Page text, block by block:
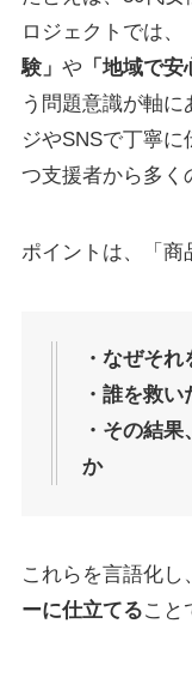
ロジェクトでは、
験」 や 「地域で
う問題意識が軸
ジやSNSで丁寧
つ支援者から多く
ポイントは、「商
・なぜそ
・誰を救
・その結
か
これらを言語化し、
ーに仕立てること